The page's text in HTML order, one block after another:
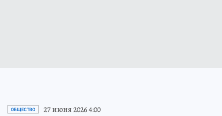
ОБЩЕСТВО 27 июня 2026 4:00